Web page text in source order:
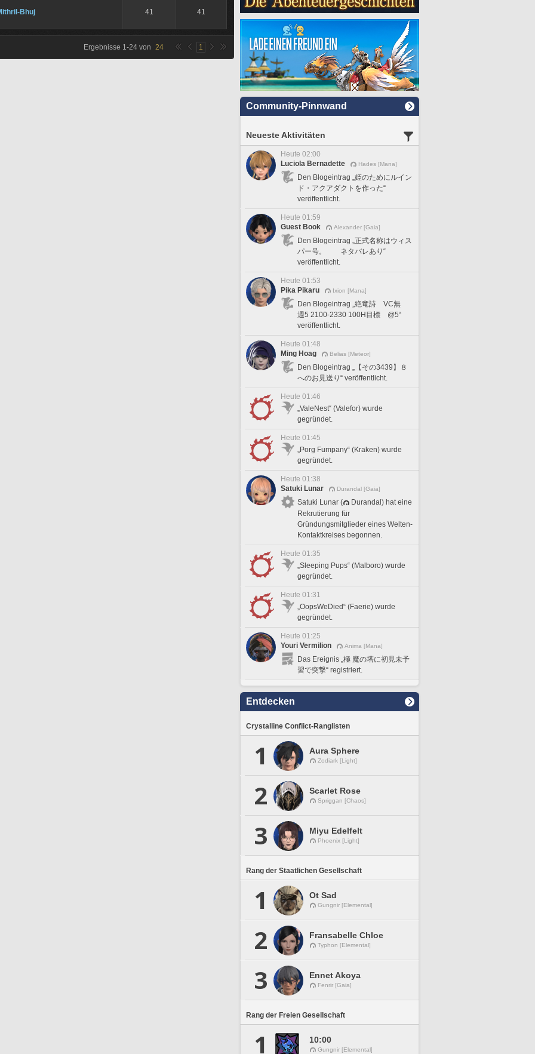
Bhuj 41 41
Ergebnisse 1-24 von 24 1
Community-Pinnwand
Neueste Aktivitäten
Heute 02:00
Luciola Bernadette
Hades [Mana]
Den Blogeintrag „姫のためにルイン
ド・アクアダクトを作った“
veröffentlicht.
Heute 01:59
Guest Book
Alexander [Gaia]
Den Blogeintrag „正式名称はウィス
パー号。 ネタバレあり“
veröffentlicht.
Heute 01:53
Pika Pikaru
Ixion [Mana]
Den Blogeintrag „絶竜詩 VC無
週5 2100-2330 100H目標 @5“
veröffentlicht.
Heute 01:48
Ming Hoag
Belias [Meteor]
Den Blogeintrag „【その3439】８
へのお見送り“ veröffentlicht.
Heute 01:46
„ValeNest“ (Valefor) wurde
gegründet.
Heute 01:45
„Porg Fumpany“ (Kraken) wurde
gegründet.
Heute 01:38
Satuki Lunar
Durandal [Gaia]
Satuki Lunar (
Durandal) hat eine
Rekrutierung für
Gründungsmitglieder eines Welten-
Kontaktkreises begonnen.
Heute 01:35
„Sleeping Pups“ (Malboro) wurde
gegründet.
Heute 01:31
„OopsWeDied“ (Faerie) wurde
gegründet.
Heute 01:25
Youri Vermilion
Anima [Mana]
Das Ereignis „極 魔の塔に初見未予
習で突撃“ registriert.
Entdecken
Crystalline Conflict-Ranglisten
1 Aura Sphere
Zodiark [Light]
2 Scarlet Rose
Spriggan [Chaos]
3 Miyu Edelfelt
Phoenix [Light]
Rang der Staatlichen Gesellschaft
1 Ot Sad
Gungnir [Elemental]
2 Fransabelle Chloe
Typhon [Elemental]
3 Ennet Akoya
Fenrir [Gaia]
Rang der Freien Gesellschaft
1 10:00
Gungnir [Elemental]